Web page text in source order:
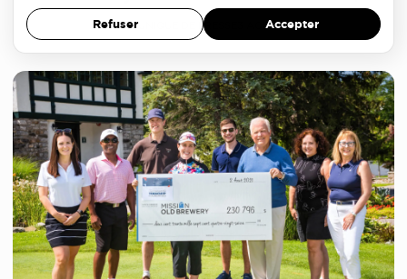
COMMUNIQUÉ DE PRESSE 3 AOÛT 2021
Refuser Accepter